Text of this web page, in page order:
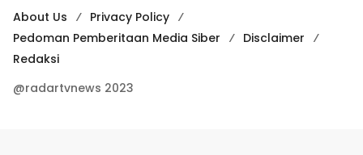
About Us
Privacy Policy
Pedoman Pemberitaan Media Siber
Disclaimer
Redaksi
@radartvnews 2023